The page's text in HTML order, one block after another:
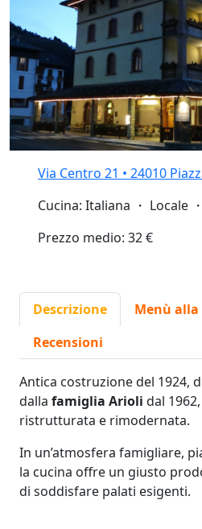
Via Centro 21 • 24010
Cucina: Italiana ・ Locale
Prezzo medio: 32 €
Descrizione
Menù
Recensioni
Antica costruzione del 1924,
dalla famiglia Arioli dal
ristrutturata e rimodernata.
In un’atmosfera famigliare,
la cucina offre un giusto
di soddisfare palati esigenti.